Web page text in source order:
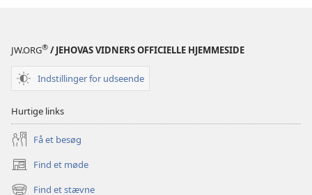
JW.ORG® / JEHOVAS VIDNERS OFFICIELLE HJEMMESIDE
Indstillinger for udseende
Hurtige links
Få et besøg
Find et møde
(åbner
nyt
Find et stævne